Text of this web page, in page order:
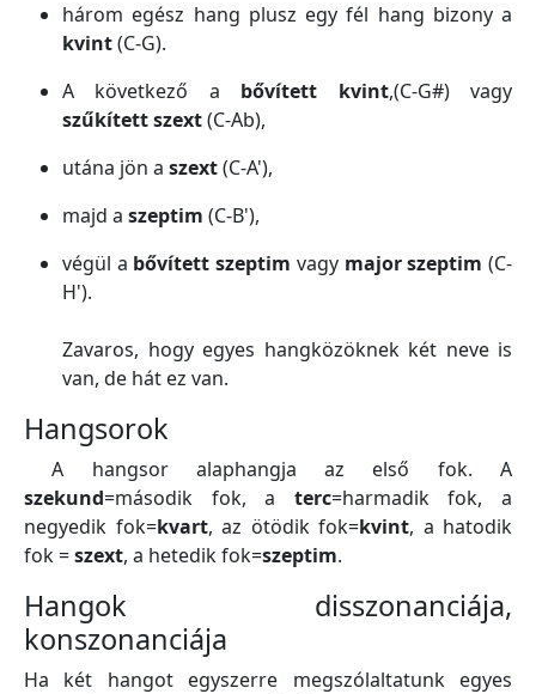
három egész hang plusz egy fél hang bizony a
kvint(C-G).
A következő a bővített kvint,(C-G#) vagy
szűkített szext(C-Ab),
utána jön a szext(C-A'),
majd a szeptim (C-B'),
végül a bővített szeptim vagy major szeptim(C-
H').
Zavaros, hogy egyes hangközöknek két neve is
van, de hát ez van.
Hangsorok
A hangsor alaphangja az első fok. A
szekund=második fok, a terc=harmadik fok, a
negyedik fok=kvart, az ötödik fok=kvint, a hatodik
fok =szext, a hetedik fok=szeptim.
Hangok disszonanciája,
konszonanciája
Ha két hangot egyszerre megszólaltatunk egyes